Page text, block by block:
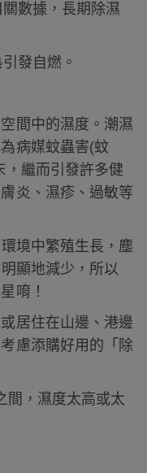
數據，長期除濕
發自燃。
間中的濕度。潮濕
病媒蚊蟲害(蚊
，繼而引發許多健
炎、濕疹、過敏等
境中繁殖生長，塵
顯地減少，所以
唷！
居住在山邊、港邊
慮添購好用的「除
間，濕度太高或太